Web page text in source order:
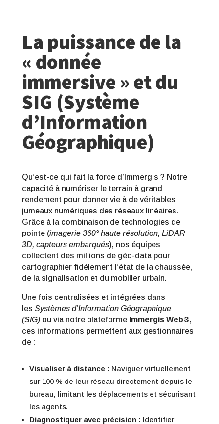
La puissance de la
« donnée
immersive » et du
SIG (Système
d’Information
Géographique)
Qu’est-ce qui fait la force d’Immergis ? Notre
capacité à numériser le terrain à grand
rendement pour donner vie à de véritables
jumeaux numériques des réseaux linéaires.
Grâce à la combinaison de technologies de
pointe (imagerie 360° haute résolution, LiDAR
3D, capteurs embarqués), nos équipes
collectent des millions de géo-data pour
cartographier fidèlement l’état de la chaussée,
de la signalisation et du mobilier urbain.
Une fois centralisées et intégrées dans
les Systèmes d’Information Géographique
(SIG) ou via notre plateforme Immergis Web®,
ces informations permettent aux gestionnaires
de :
Visualiser à distance : Naviguer virtuellement
sur 100 % de leur réseau directement depuis le
bureau, limitant les déplacements et sécurisant
les agents.
Diagnostiquer avec précision : Identifier